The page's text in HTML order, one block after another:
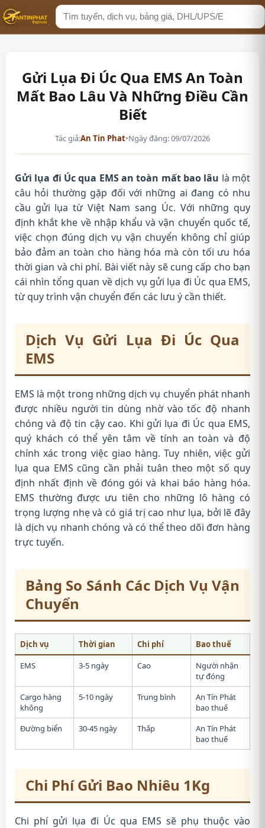
Tìm
kiếm
Gửi Lụa Đi Úc Qua EMS An Toàn
Mất Bao Lâu Và Những Điều Cần
Biết
Tác giả:An Tin Phat•Ngày đăng: 09/07/2026
Gửi lụa đi Úc qua EMS an toàn mất bao lâu là một
câu hỏi thường gặp đối với những ai đang có nhu
cầu gửi lụa từ Việt Nam sang Úc. Với những quy
định khắt khe về nhập khẩu và vận chuyển quốc tế,
việc chọn đúng dịch vụ vận chuyển không chỉ giúp
bảo đảm an toàn cho hàng hóa mà còn tối ưu hóa
thời gian và chi phí. Bài viết này sẽ cung cấp cho bạn
cái nhìn tổng quan về dịch vụ gửi lụa đi Úc qua EMS,
từ quy trình vận chuyển đến các lưu ý cần thiết.
Dịch Vụ Gửi Lụa Đi Úc Qua
EMS
EMS là một trong những dịch vụ chuyển phát nhanh
được nhiều người tin dùng nhờ vào tốc độ nhanh
chóng và độ tin cậy cao. Khi gửi lụa đi Úc qua EMS,
quý khách có thể yên tâm về tính an toàn và độ
chính xác trong việc giao hàng. Tuy nhiên, việc gửi
lụa qua EMS cũng cần phải tuân theo một số quy
định nhất định về đóng gói và khai báo hàng hóa.
EMS thường được ưu tiên cho những lô hàng có
trọng lượng nhẹ và có giá trị cao như lụa, bởi lẽ đây
là dịch vụ nhanh chóng và có thể theo dõi đơn hàng
trực tuyến.
Bảng So Sánh Các Dịch Vụ Vận
Chuyển
Dịch vụ Thời gian Chi phí
Bao thuế
EMS
3-5 ngày Cao
Người nhận
tự đóng
Cargo hàng
không
5-10 ngày Trung bình
An Tín Phát
bao thuế
Đường biển
30-45 ngày Thấp
An Tín Phát
bao thuế
Chi Phí Gửi Bao Nhiêu 1Kg
Chi phí gửi lụa đi Úc qua EMS sẽ phụ thuộc vào